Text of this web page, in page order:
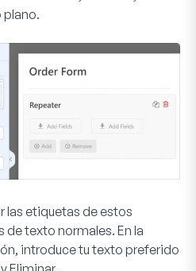
plano.
las etiquetas de estos
texto normales. En la
, introduce tu texto preferido